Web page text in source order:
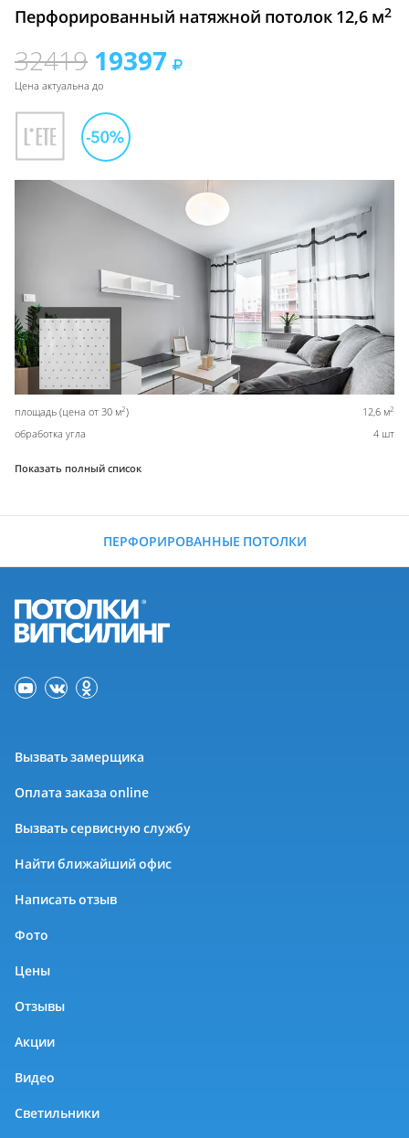
Перфорированный натяжной потолок 12,6 м2
32419 19397
Цена актуальна до
площадь (цена от 30 м2) 12,6 м2
обработка угла 4 шт
Показать полный список
ПЕРФОРИРОВАННЫЕ ПОТОЛКИ
Вызвать замерщика
Оплата заказа online
Вызвать сервисную службу
Найти ближайший офис
Написать отзыв
Фото
Цены
Отзывы
Акции
Видео
Светильники